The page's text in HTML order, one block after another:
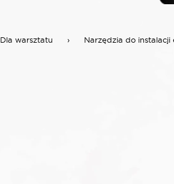
Dla warsztatu ›
Narzędzia do instalacji